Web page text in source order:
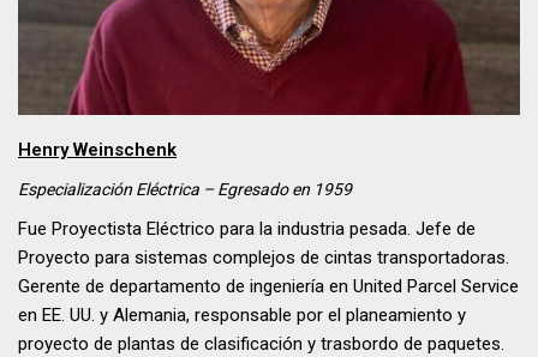
Henry Weinschenk
Especialización Eléctrica – Egresado en 1959
Fue Proyectista Eléctrico para la industria pesada. Jefe de
Proyecto para sistemas complejos de cintas transportadoras.
Gerente de departamento de ingeniería en United Parcel Service
en EE. UU. y Alemania, responsable por el planeamiento y
proyecto de plantas de clasificación y trasbordo de paquetes.